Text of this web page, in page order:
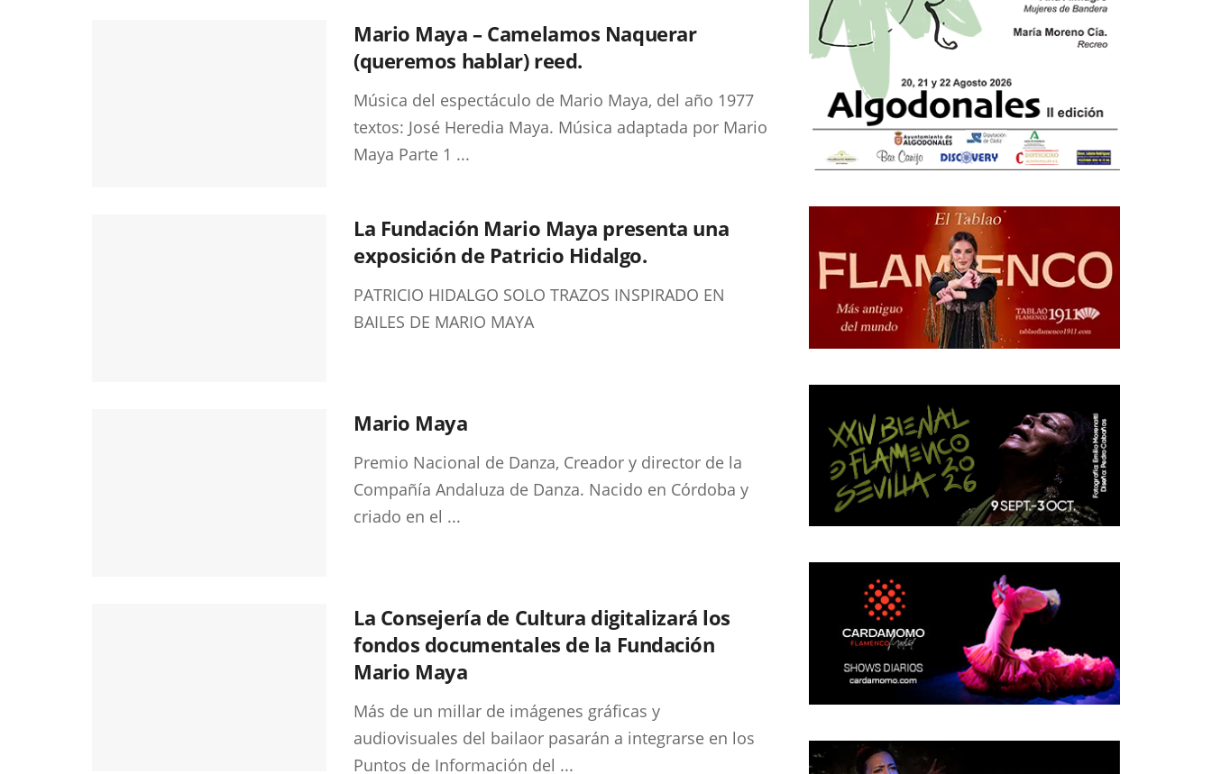
Mario Maya – Camelamos Naquerar
(queremos hablar) reed.
Música del espectáculo de Mario Maya, del año 1977
textos: José Heredia Maya. Música adaptada por Mario
Maya Parte 1 ...
La Fundación Mario Maya presenta una
exposición de Patricio Hidalgo.
PATRICIO HIDALGO SOLO TRAZOS INSPIRADO EN
BAILES DE MARIO MAYA
Mario Maya
Premio Nacional de Danza, Creador y director de la
Compañía Andaluza de Danza. Nacido en Córdoba y
criado en el ...
La Consejería de Cultura digitalizará los
fondos documentales de la Fundación
Mario Maya
Más de un millar de imágenes gráficas y
audiovisuales del bailaor pasarán a integrarse en los
Puntos de Información del ...